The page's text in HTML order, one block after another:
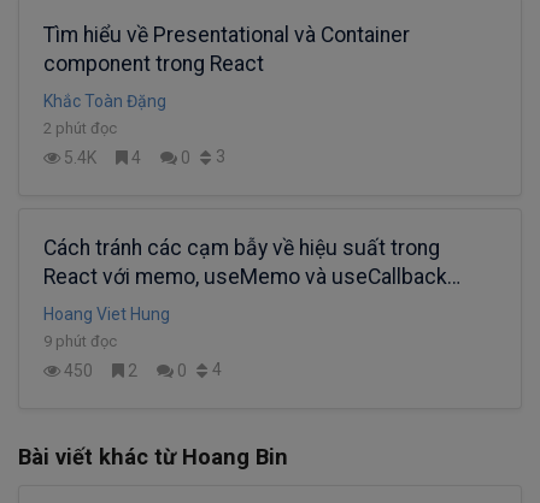
Tìm hiểu về Presentational và Container
component trong React
Khắc Toàn Đặng
2 phút đọc
5.4K 4 0 3
Cách tránh các cạm bẫy về hiệu suất trong
React với memo, useMemo và useCallback
(Phần 1)
Hoang Viet Hung
9 phút đọc
450 2 0 4
Bài viết khác từ Hoang Bin